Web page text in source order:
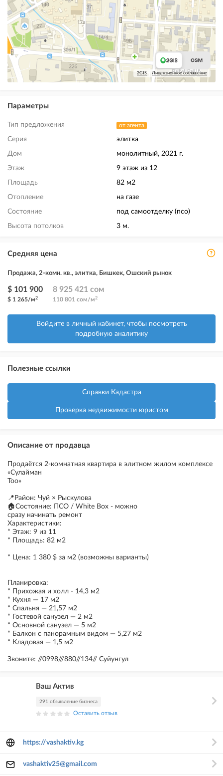
2GIS Лицензионное соглашение
Параметры
Тип предложения от агента
Серия элитка
Дом монолитный, 2021 г.
Этаж 9 этаж из 12
Площадь 82 м2
Отопление на газе
Состояние под самоотделку (псо)
Высота потолков 3 м.
Средняя цена
Продажа, 2-комн. кв., элитка, Бишкек, Ошский рынок
$ 101 900
$ 1 265/м2
8 925 421 сом
110 801 сом/м2
Войдите в личный кабинет, чтобы посмотреть
подробную аналитику
Полезные ссылки
Справки Кадастра
Проверка недвижимости юристом
Описание от продавца
Продаётся 2-комнатная квартира в элитном жилом комплексе
«Сулайман
Too»
📍Район: Чуй × Рыскулова
🏠Состояние: ПСО / White Box - можно
сразу начинать ремонт
Характеристики:
* Этаж: 9 из 11
* Площадь: 82 м2
* Цена: 1 380 $ за м2 (возможны варианты)
Планировка:
* Прихожая и холл - 14,3 м2
* Кухня — 17 м2
* Спальня — 21,57 м2
* Гостевой санузел — 2 м2
* Основной санузел — 5 м2
* Балкон с панорамным видом — 5,27 м2
* Кладовая — 1,5 м2
Звоните: //0998///880//134// Суйунгул
Ваш Актив
291 объявление бизнеса
Оставить отзыв
https://vashaktiv.kg
vashaktiv25@gmail.com